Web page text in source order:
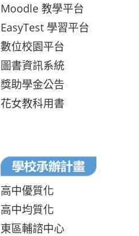
Moodle 教學平台
EasyTest 學習平台
數位校園平台
圖書資訊系統
獎助學金公告
花女教科用書
高中優質化
高中均質化
東區輔諮中心